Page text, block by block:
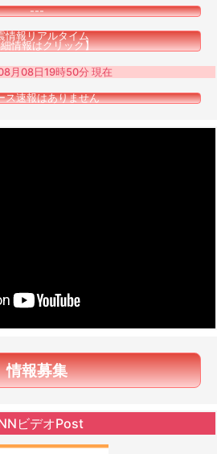
---
情報リアルタイム
情報はクリック】
月08日19時50分 現在
ス速報はありません
情報募集
ビデオPost